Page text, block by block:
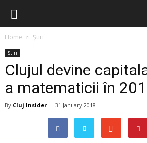
Home Știri
Știri
Clujul devine
a matematicii în
By Cluj Insider - 31 January 2018